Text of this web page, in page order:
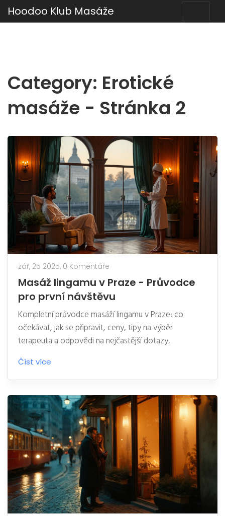
Hoodoo Klub Masáže
Category: Erotické
masáže - Stránka 2
zář, 25 2025, 0 Komentáře
Masáž lingamu v Praze - Průvodce
pro první návštěvu
Kompletní průvodce masáží lingamu v Praze: co
očekávat, jak se připravit, ceny, tipy na výběr
terapeuta a odpovědi na nejčastější dotazy.
Číst více